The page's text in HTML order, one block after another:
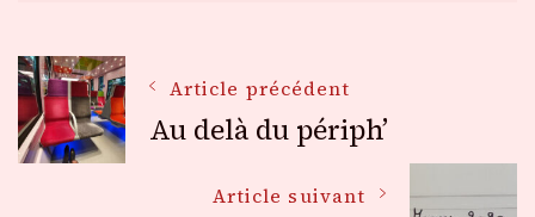
Navigation
des
Article précédent
Au delà du périph’
Article suivant